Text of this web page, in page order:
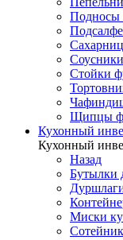
Подносы
Стойки
Щипцы
Кухонный
Кухонный
Назад
Бутылки
Миски